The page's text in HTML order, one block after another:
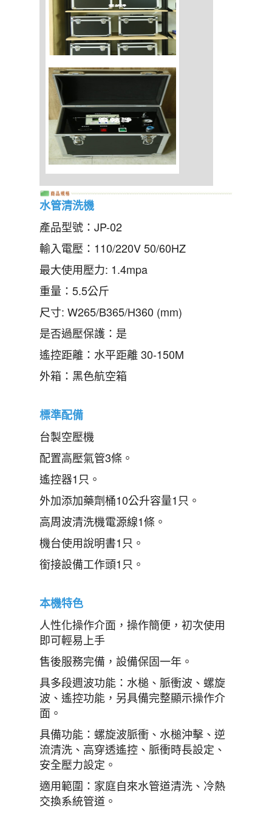
水管清洗機
產品型號：JP-02
輸入電壓：110/220V 50/60HZ
最大使用壓力: 1.4mpa
重量：5.5公斤
尺寸: W265/B365/H360 (mm)
是否過壓保護：是
遙控距離：水平距離 30-150M
外箱：黑色航空箱
標準配備
台製空壓機
配置高壓氣管3條。
遙控器1只。
外加添加藥劑桶10公升容量1只。
高周波清洗機電源線1條。
機台使用說明書1只。
銜接設備工作頭1只。
本機特色
人性化操作介面，操作簡便，初次使用
即可輕易上手
售後服務完備，設備保固一年。
具多段週波功能：水槌、脈衝波、螺旋
波、遙控功能，另具備完整顯示操作介
面。
具備功能：螺旋波脈衝、水槌沖擊、逆
流清洗、高穿透遙控、脈衝時長設定、
安全壓力設定。
適用範圍：家庭自來水管道清洗、冷熱
交換系統管道。